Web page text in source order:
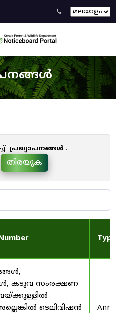
പ്രഖ്യാപനങ്ങൾ .
തിരയുക
Type
കടുവ സംരക്ഷണ
ടെലിവിഷൻ